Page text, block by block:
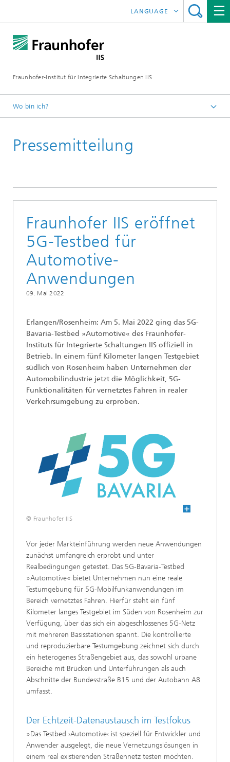
Fraunhofer-Institut für Integrierte Schaltungen IIS
LANGUAGE
中文
Wo bin ich?
News / Presse
Pressemitteilung
Fraunhofer IIS eröffnet
5G-Testbed für
Automotive-
Anwendungen
09. Mai 2022
Erlangen/Rosenheim: Am 5. Mai 2022 ging das 5G-
Bavaria-Testbed »Automotive« des Fraunhofer-
Instituts für Integrierte Schaltungen IIS offiziell in
Betrieb. In einem fünf Kilometer langen Testgebiet
südlich von Rosenheim haben Unternehmen der
Automobilindustrie jetzt die Möglichkeit, 5G-
Funktionalitäten für vernetztes Fahren in realer
Verkehrsumgebung zu erproben.
© Fraunhofer IIS
Vor jeder Markteinführung werden neue Anwendungen
zunächst umfangreich erprobt und unter
Realbedingungen getestet. Das 5G-Bavaria-Testbed
»Automotive« bietet Unternehmen nun eine reale
Testumgebung für 5G-Mobilfunkanwendungen im
Bereich vernetztes Fahren. Hierfür steht ein fünf
Kilometer langes Testgebiet im Süden von Rosenheim zur
Verfügung, über das sich ein abgeschlossenes 5G-Netz
mit mehreren Basisstationen spannt. Die kontrollierte
und reproduzierbare Testumgebung zeichnet sich durch
ein heterogenes Straßengebiet aus, das sowohl urbane
Bereiche mit Brücken und Unterführungen als auch
Abschnitte der Bundesstraße B15 und der Autobahn A8
umfasst.
Der Echtzeit-Datenaustausch im Testfokus
»Das Testbed ›Automotive‹ ist speziell für Entwickler und
Anwender ausgelegt, die neue Vernetzungslösungen in
einem real existierenden Straßennetz testen möchten.